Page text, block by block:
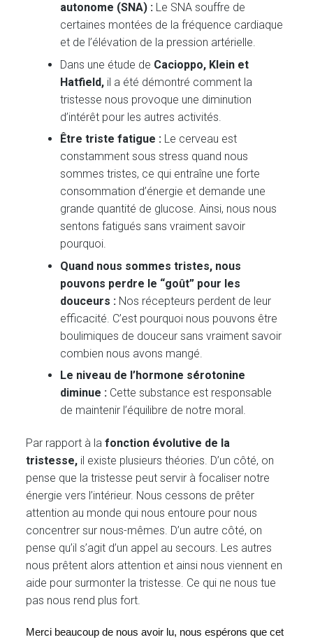
autonome (SNA) : Le SNA souffre de
certaines montées de la fréquence cardiaque
et de l’élévation de la pression artérielle.
Dans une étude de Cacioppo, Klein et
Hatfield, il a été démontré comment la
tristesse nous provoque une diminution
d’intérêt pour les autres activités.
Être triste fatigue : Le cerveau est
constamment sous stress quand nous
sommes tristes, ce qui entraîne une forte
consommation d’énergie et demande une
grande quantité de glucose. Ainsi, nous nous
sentons fatigués sans vraiment savoir
pourquoi.
Quand nous sommes tristes, nous
pouvons perdre le “goût” pour les
douceurs : Nos récepteurs perdent de leur
efficacité. C’est pourquoi nous pouvons être
boulimiques de douceur sans vraiment savoir
combien nous avons mangé.
Le niveau de l’hormone sérotonine
diminue : Cette substance est responsable
de maintenir l’équilibre de notre moral.
Par rapport à lafonction évolutive de la
tristesse, il existe plusieurs théories. D’un côté, on
pense que la tristesse peut servir à focaliser notre
énergie vers l’intérieur. Nous cessons de prêter
attention au monde qui nous entoure pour nous
concentrer sur nous-mêmes. D’un autre côté, on
pense qu’il s’agit d’un appel au secours. Les autres
nous prêtent alors attention et ainsi nous viennent en
aide pour surmonter la tristesse. Ce qui ne nous tue
pas nous rend plus fort.
Merci beaucoup de nous avoir lu, nous espérons que cet